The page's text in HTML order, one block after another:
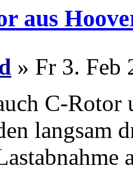
aus
» Fr 3. Feb
C-Rotor
langsam